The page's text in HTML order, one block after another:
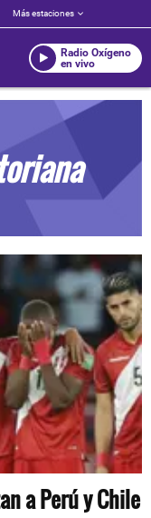
Más estaciones
Radio Oxígeno
en vivo
a Perú y Chile